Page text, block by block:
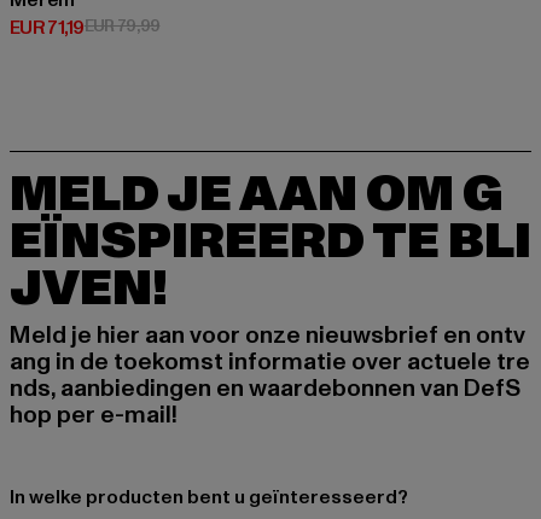
EUR 71,19
Huidige prijs: EUR 71,19
EUR 79,99Actieprijs: EUR 79,99
MELD JE AAN OM G
EÏNSPIREERD TE BLI
JVEN!
Meld je hier aan voor onze nieuwsbrief en ontv
ang in de toekomst informatie over actuele tre
nds, aanbiedingen en waardebonnen van DefS
hop per e-mail!
In welke producten bent u geïnteresseerd?